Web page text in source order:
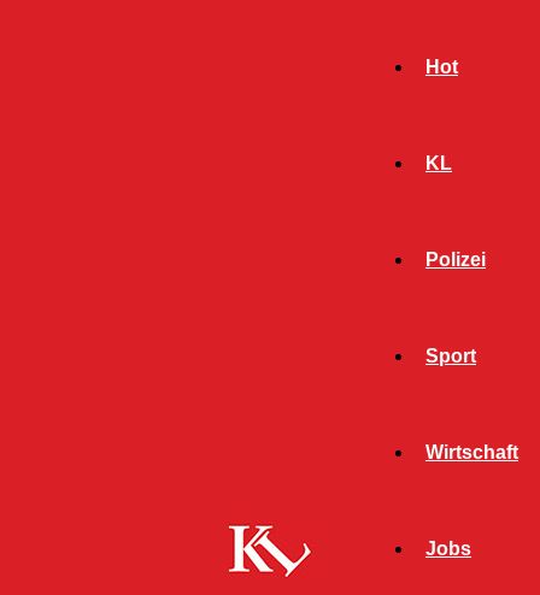
Hot
KL
Polizei
Sport
Wirtschaft
Jobs